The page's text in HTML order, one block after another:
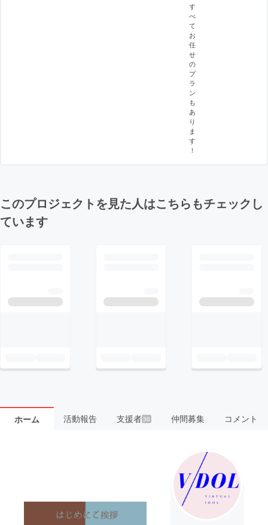
す
べ
て
お
任
せ
の
プ
ラ
ン
も
あ
り
ま
す
！
このプロジェクトを見た人はこちらもチェックし
ています
ホーム 活動報告 支援者36 仲間募集 コメント